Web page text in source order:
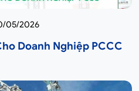
05/2026
Doanh Nghiệp PCCC